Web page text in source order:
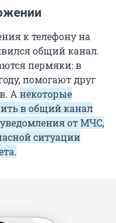
к телефону на
общий канал.
пермяки: в
помогают друг
А некоторые
в общий канал
от МЧС,
ситуации